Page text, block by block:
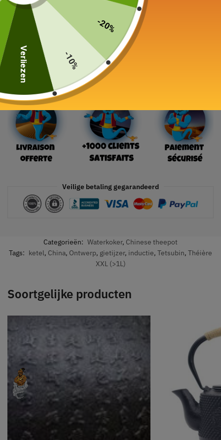
219,00
19 in voorraad
In winkelwagen
Veilige betaling gegarandeerd
Categorieën: Waterkoker, Chinese theepot
Tags: ketel, China, Ontwerp, gietijzer, inductie, Tetsubin, Théière
XXL (>1L)
Soortgelijke producten
-20%
-10%
Verliezen